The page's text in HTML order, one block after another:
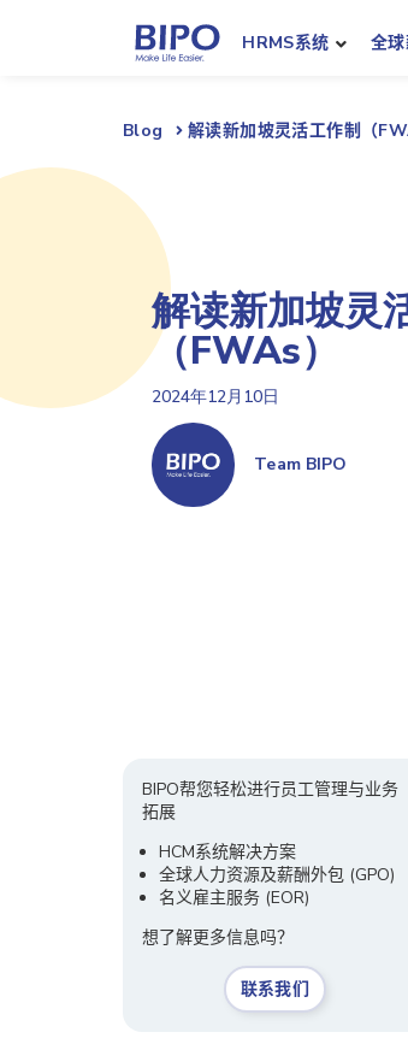
HRMS系统 全
Blog 解读新加坡灵活工作制（
解读新加坡灵
（FWAs）
2024年12月10日
Team BIPO
BIPO帮您轻松进行员工管理与业务
拓展
HCM系统解决方案
全球人力资源及薪酬外包 (GPO)
名义雇主服务 (EOR)
想了解更多信息吗？
联系我们